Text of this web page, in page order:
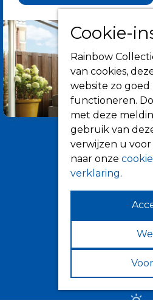
Over
Tips
Cookie-
Rainbow
van cookies,
website zo
functioneren.
met deze
gebruik van
verwijzen u
naar onze
verklaring.